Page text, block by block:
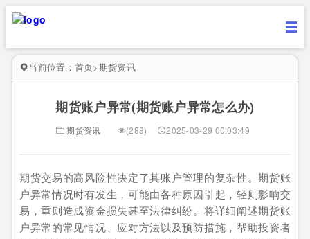
当前位置： 首页>期货资讯
期货账户异常(期货账户异常怎么办)
期货资讯 (288) 2025-03-29 00:03:49
期货交易的高风险性决定了其账户管理的复杂性。期货账
户异常情况时有发生，可能由各种原因引起，轻则影响交
易，重则造成资金损失甚至法律纠纷。将详细阐述期货账
户异常的常见情况、应对方法以及预防措施，帮助投资者